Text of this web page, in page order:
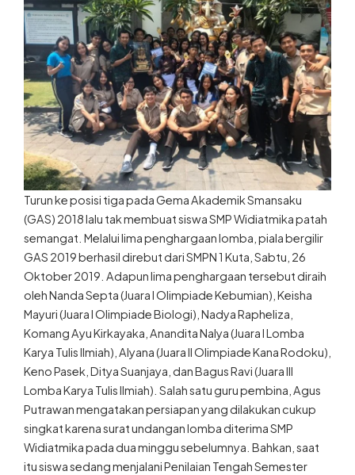
Turun ke posisi tiga pada Gema Akademik Smansaku
(GAS) 2018 lalu tak membuat siswa SMP Widiatmika patah
semangat. Melalui lima penghargaan lomba, piala bergilir
GAS 2019 berhasil direbut dari SMPN 1 Kuta, Sabtu, 26
Oktober 2019. Adapun lima penghargaan tersebut diraih
oleh Nanda Septa (Juara I Olimpiade Kebumian), Keisha
Mayuri (Juara I Olimpiade Biologi), Nadya Rapheliza,
Komang Ayu Kirkayaka, Anandita Nalya (Juara I Lomba
Karya Tulis Ilmiah), Alyana (Juara II Olimpiade Kana Rodoku),
Keno Pasek, Ditya Suanjaya, dan Bagus Ravi (Juara III
Lomba Karya Tulis Ilmiah). Salah satu guru pembina, Agus
Putrawan mengatakan persiapan yang dilakukan cukup
singkat karena surat undangan lomba diterima SMP
Widiatmika pada dua minggu sebelumnya. Bahkan, saat
itu siswa sedang menjalani Penilaian Tengah Semester